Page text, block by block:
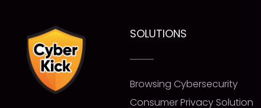
SOLUTIONS
Browsing Cybersecurity
Consumer Privacy Solution